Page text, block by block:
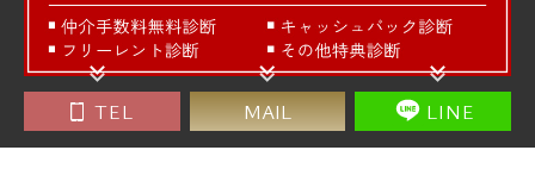
TEL MAIL LINE